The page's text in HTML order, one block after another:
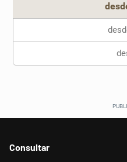
Consultar